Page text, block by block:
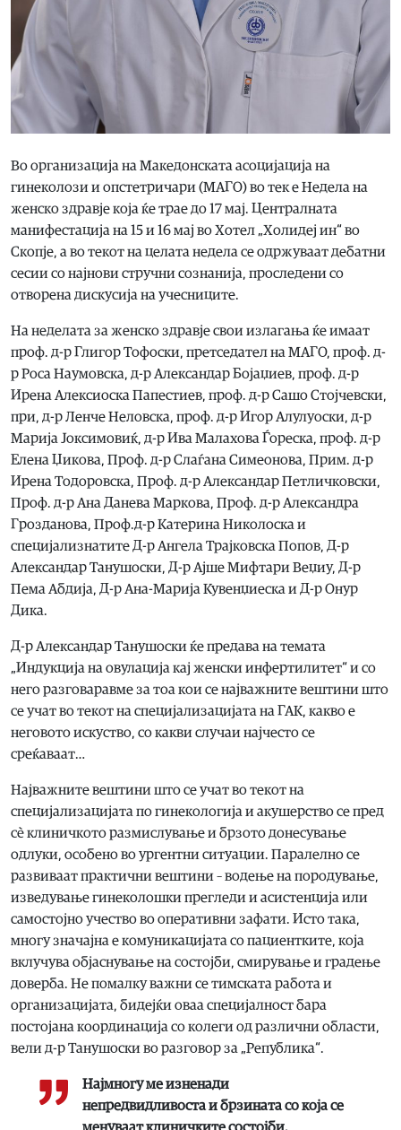
Во организација на Македонската асоцијација на
гинеколози и опстетричари (МАГО) во тек е Недела на
женско здравје која ќе трае до 17 мај. Централната
манифестација на 15 и 16 мај во Хотел „Холидеј ин“ во
Скопје, а во текот на целата недела се одржуваат дебатни
сесии со најнови стручни сознанија, проследени со
отворена дискусија на учесниците.
На неделата за женско здравје свои излагања ќе имаат
проф. д-р Глигор Тофоски, претседател на МАГО, проф. д-
р Роса Наумовска, д-р Александар Бојаџиев, проф. д-р
Ирена Алексиоска Папестиев, проф. д-р Сашо Стојчевски,
при, д-р Ленче Неловска, проф. д-р Игор Алулуоски, д-р
Марија Јоксимовиќ, д-р Ива Малахова Ѓореска, проф. д-р
Елена Џикова, Проф. д-р Слаѓана Симеонова, Прим. д-р
Ирена Тодоровска, Проф. д-р Александар Петличковски,
Проф. д-р Ана Данева Маркова, Проф. д-р Александра
Грозданова, Проф.д-р Катерина Николоска и
специјализнатите Д-р Ангела Трајковска Попов, Д-р
Александар Танушоски, Д-р Ајше Мифтари Веџиу, Д-р
Пема Абдија, Д-р Ана-Марија Кувенџиeска и Д-р Онур
Дика.
Д-р Александар Танушоски ќе предава на темата
„Индукција на овулација кај женски инфертилитет“ и со
него разговаравме за тоа кои се најважните вештини што
се учат во текот на специјализацијата на ГАК, какво е
неговото искуство, со какви случаи најчесто се
среќаваат…
Најважните вештини што се учат во текот на
специјализацијата по гинекологија и акушерство се пред
сè клиничкото размислување и брзото донесување
одлуки, особено во ургентни ситуации. Паралелно се
развиваат практични вештини – водење на породување,
изведување гинеколошки прегледи и асистенција или
самостојно учество во оперативни зафати. Исто така,
многу значајна е комуникацијата со пациентките, која
вклучува објаснување на состојби, смирување и градење
доверба. Не помалку важни се тимската работа и
организацијата, бидејќи оваа специјалност бара
постојана координација со колеги од различни области,
вели д-р Танушоски во разговор за „Република“.
Најмногу ме изненади
непредвидливоста и брзината со која се